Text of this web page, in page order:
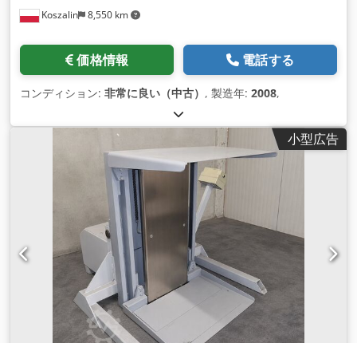
Koszalin 8,550 km
価格情報 電話する
コンディション: 非常に良い（中古） , 製造年: 2008,
小型広告